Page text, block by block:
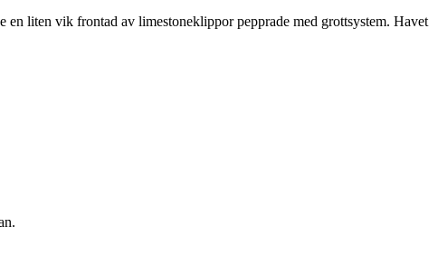
en liten vik frontad av limestoneklippor pepprade med grottsystem. Havet